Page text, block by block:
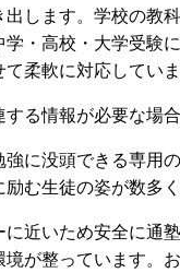
出します。学校の教
学・高校・大学受験
柔軟に対応していま
する情報が必要な場
強に没頭できる専用
む生徒の姿が数多く
に近いため安全に通
境が整っています。